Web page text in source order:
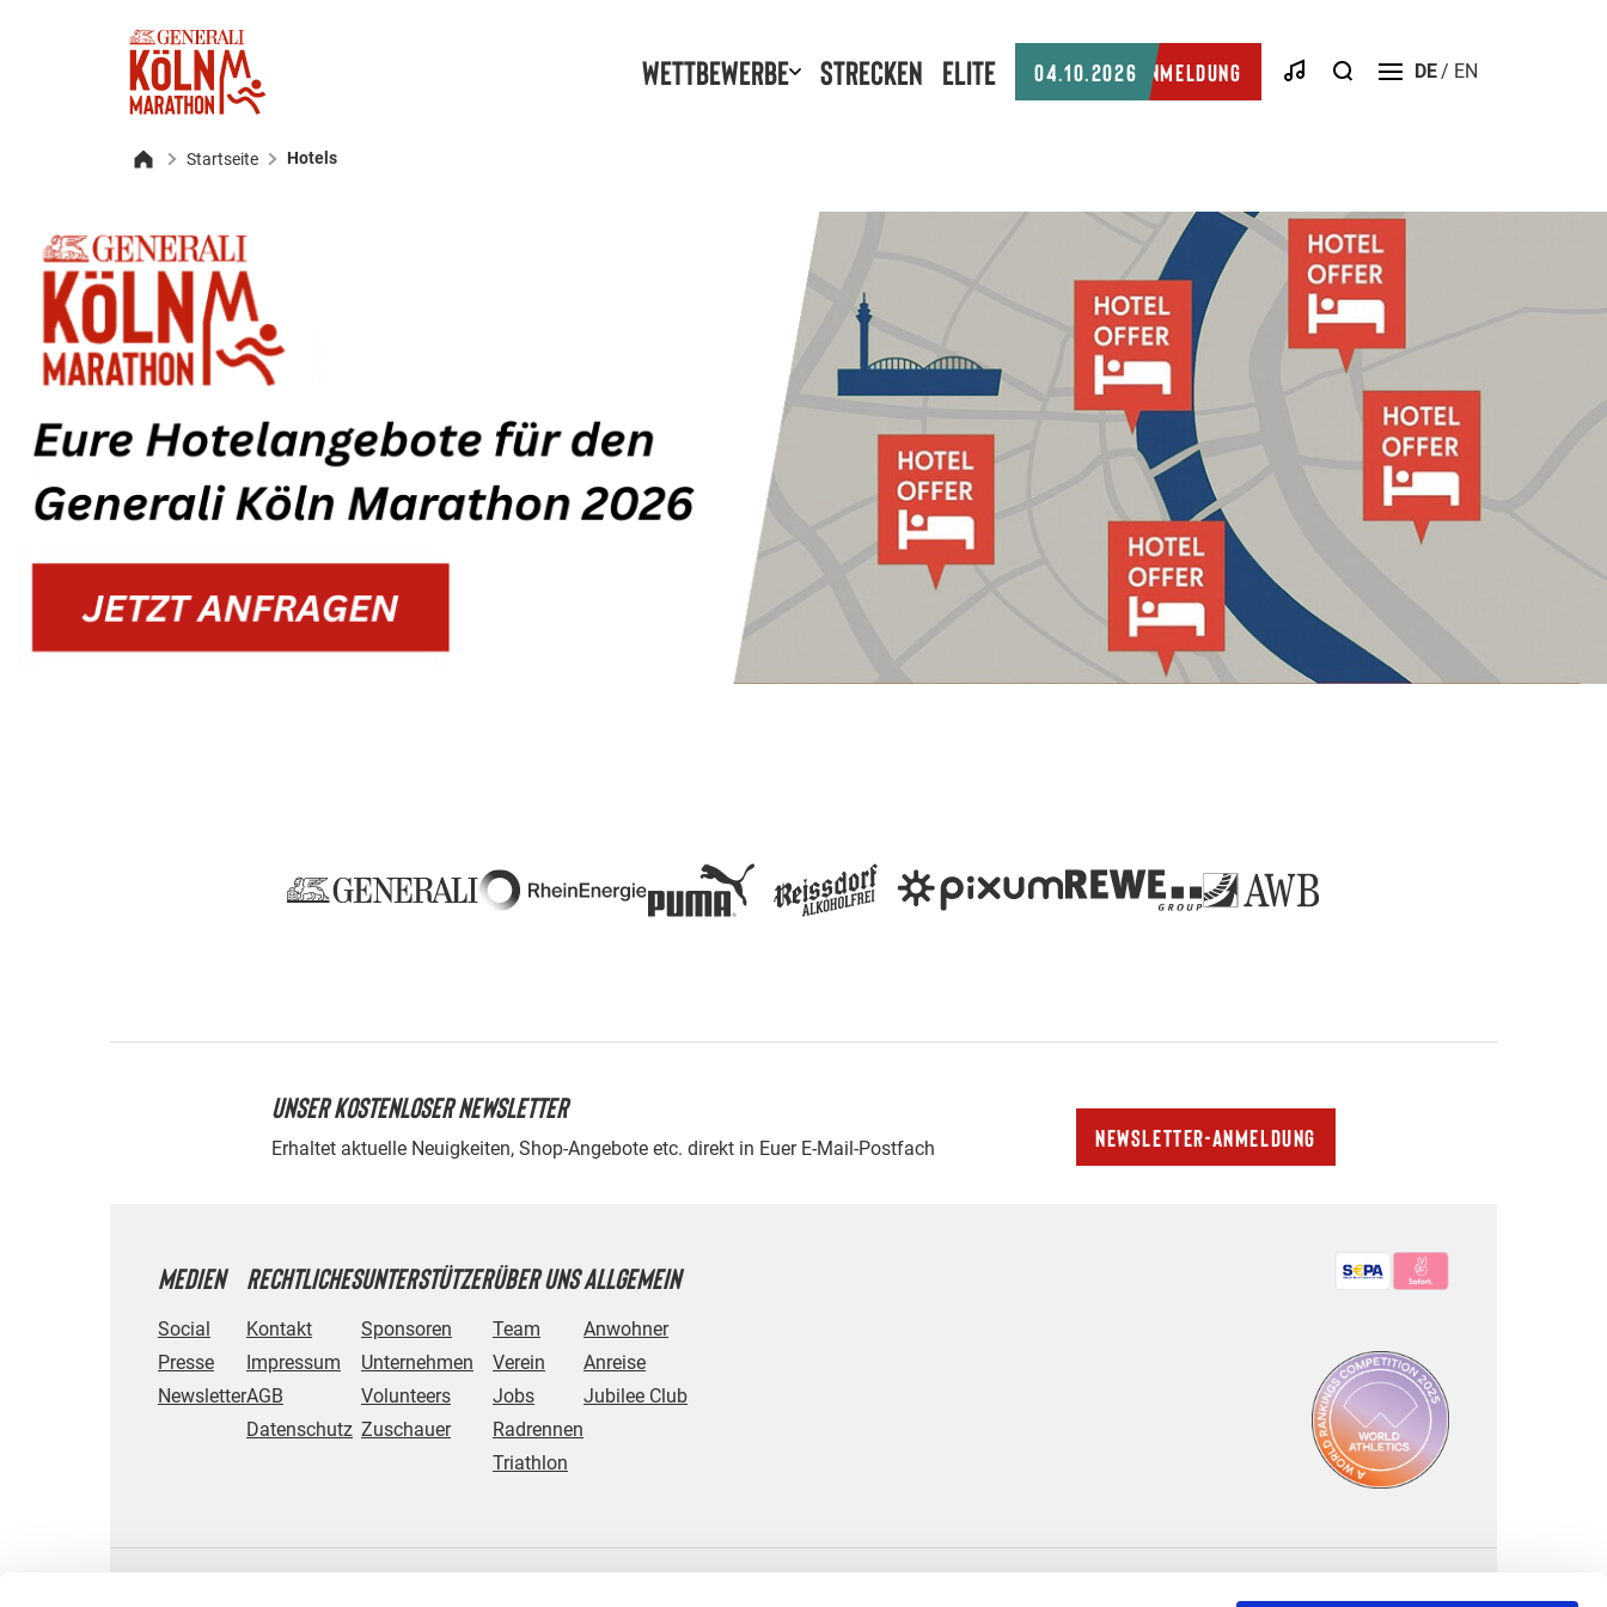
Wettbewerbe Strecken Elite 04.10.2026 Anmeldung Suche
Menü
DE EN
Startseite
Startseite Hotels
UNSER KOSTENLOSER NEWSLETTER
Erhaltet aktuelle Neuigkeiten, Shop-Angebote etc. direkt in Euer E-Mail-Postfach Newsletter-Anmeldung
MEDIEN
Social
Presse
Newsletter
RECHTLICHES
Kontakt
Impressum
AGB
Datenschutz
UNTERSTÜTZER
Sponsoren
Unternehmen
Volunteers
Zuschauer
ÜBER UNS
Team
Verein
Jobs
Radrennen
Triathlon
ALLGEMEIN
Anwohner
Anreise
Jubilee Club
Bezahlmethoden: